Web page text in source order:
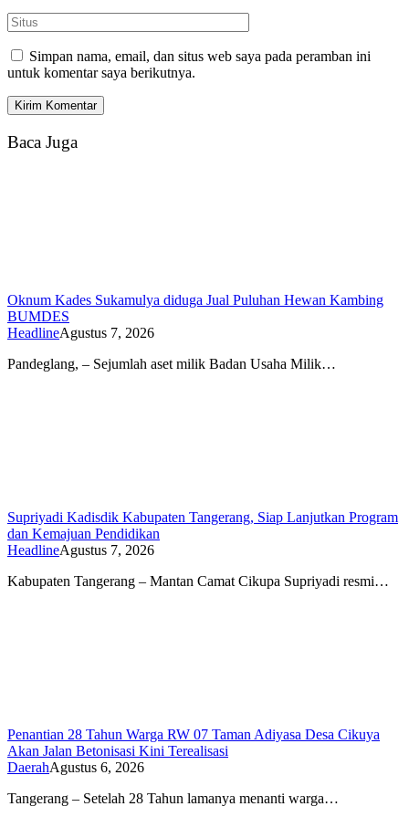
Simpan nama, email, dan situs web saya pada peramban ini
untuk komentar saya berikutnya.
Baca Juga
Oknum Kades Sukamulya diduga Jual Puluhan Hewan Kambing
BUMDES
HeadlineAgustus 7, 2026
Pandeglang, – Sejumlah aset milik Badan Usaha Milik…
Supriyadi Kadisdik Kabupaten Tangerang, Siap Lanjutkan Program
dan Kemajuan Pendidikan
HeadlineAgustus 7, 2026
Kabupaten Tangerang – Mantan Camat Cikupa Supriyadi resmi…
Penantian 28 Tahun Warga RW 07 Taman Adiyasa Desa Cikuya
Akan Jalan Betonisasi Kini Terealisasi
DaerahAgustus 6, 2026
Tangerang – Setelah 28 Tahun lamanya menanti warga…